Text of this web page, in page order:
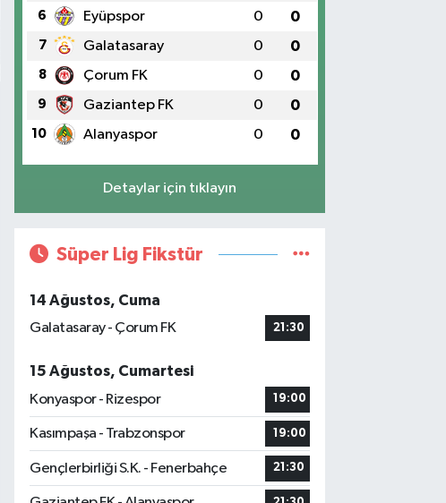
6 Eyüpspor 0 0
7 Galatasaray 0 0
8 Çorum FK 0 0
9 Gaziantep FK 0 0
10 Alanyaspor 0 0
Detaylar için tıklayın
Süper Lig Fikstür
14 Ağustos, Cuma
Galatasaray - Çorum FK
21:30
15 Ağustos, Cumartesi
Konyaspor - Rizespor
19:00
Kasımpaşa - Trabzonspor 19:00
Gençlerbirliği S.K. - Fenerbahçe 21:30